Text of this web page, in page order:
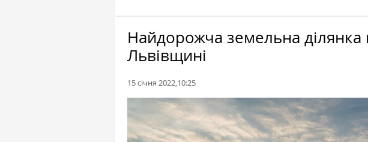
Найдорожча земельна ділянка
Львівщині
15 січня 2022,10:25